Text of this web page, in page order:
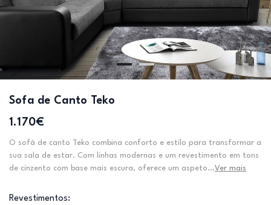
Sofa de Canto Teko
1.170€
O sofá de canto Teko combina conforto e estilo para transformar a
sua sala de estar. Com linhas modernas e um revestimento em tons
de cinzento com base mais escura, oferece um aspeto...Ver mais
Revestimentos: